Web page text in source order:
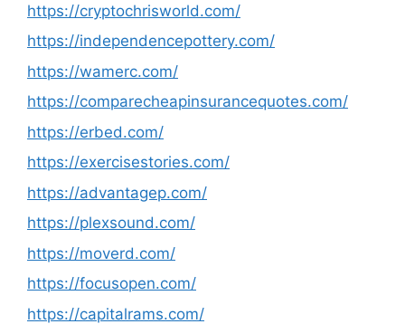
https://cryptochrisworld.com/
https://independencepottery.com/
https://wamerc.com/
https://comparecheapinsurancequotes.com/
https://erbed.com/
https://exercisestories.com/
https://advantagep.com/
https://plexsound.com/
https://moverd.com/
https://focusopen.com/
https://capitalrams.com/